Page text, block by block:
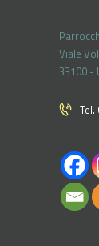
Viale
33100 -
Tel.